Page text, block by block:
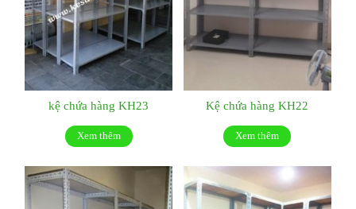
kệ chứa hàng KH23
Xem thêm
Kệ chứa hàng KH22
Xem thêm